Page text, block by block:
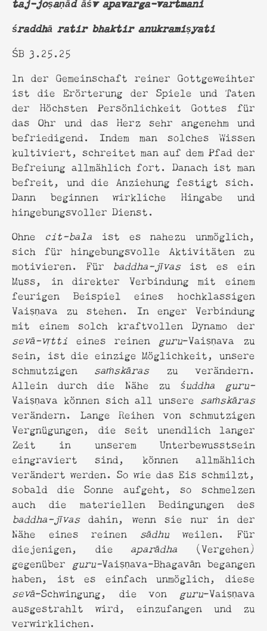
śraddhā ratir bhaktir anukramiṣyati
ŚB 3.25.25
ln der Gemeinschaft reiner Gottgeweihter
ist die Erörterung der Spiele und Taten
der Höchsten Persönlichkeit Gottes für
das Ohr und das Herz sehr angenehm und
befriedigend. Indem man solches Wissen
kultiviert, schreitet man auf dem Pfad der
Befreiung allmählich fort. Danach ist man
befreit, und die Anziehung festigt sich.
Dann beginnen wirkliche Hingabe und
hingebungsvoller Dienst.
Ohne cit-balaist es nahezu unmöglich,
sich für hingebungsvolle Aktivitäten zu
motivieren. Für baddha-jīvasist es ein
Muss, in direkter Verbindung mit einem
feurigen Beispiel eines hochklassigen
Vaiṣṇava zu stehen. In enger Verbindung
mit einem solch kraftvollen Dynamo der
sevā-vṛttieines reinen guru-Vaiṣṇava zu
sein, ist die einzige Möglichkeit, unsere
schmutzigen saṁskāraszu verändern.
Allein durch die Nähe zu śuddha guru-
Vaiṣṇava können sich all unsere saṁskāras
verändern. Lange Reihen von schmutzigen
Vergnügungen, die seit unendlich langer
Zeit in unserem Unterbewusstsein
eingraviert sind, können allmählich
verändert werden. So wie das Eis schmilzt,
sobald die Sonne aufgeht, so schmelzen
auch die materiellen Bedingungen des
baddha-jīvas dahin, wenn sie nur in der
Nähe eines reinen sādhuweilen. Für
diejenigen, die aparādha(Vergehen)
gegenüber guru-Vaiṣṇava-Bhagavān begangen
haben, ist es einfach unmöglich, diese
sevā-Schwingung, die von guru-Vaiṣṇava
ausgestrahlt wird, einzufangen und zu
verwirklichen.